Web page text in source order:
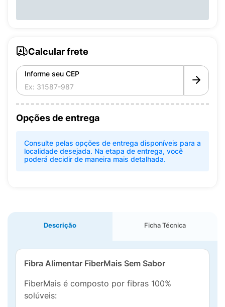
Calcular frete
Informe seu CEP
Opções de entrega
Consulte pelas opções de entrega disponíveis para a
localidade desejada. Na etapa de entrega, você
poderá decidir de maneira mais detalhada.
Descrição Ficha Técnica
Fibra Alimentar FiberMais Sem Sabor
FiberMais é composto por fibras 100%
solúveis: